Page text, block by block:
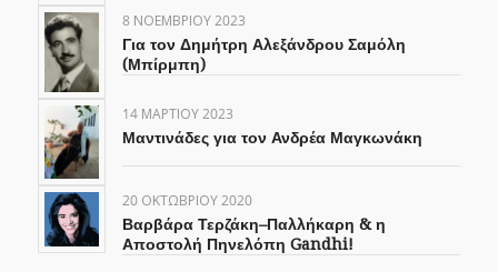
8 ΝΟΕΜΒΡΊΟΥ 2023
Για τον Δημήτρη Αλεξάνδρου Σαμόλη
(Μπίρμπη)
14 ΜΑΡΤΊΟΥ 2023
Μαντινάδες για τον Ανδρέα Μαγκωνάκη
20 ΟΚΤΩΒΡΊΟΥ 2020
Βαρβάρα Τερζάκη–Παλλήκαρη & η
Αποστολή Πηνελόπη Gandhi!